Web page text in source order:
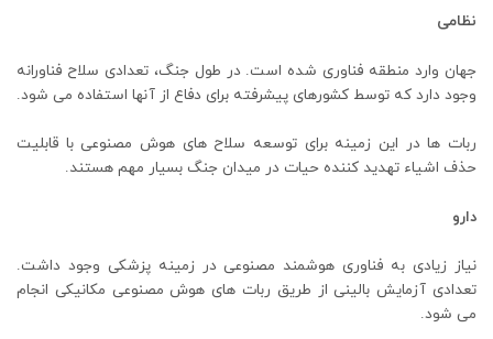
نظامی
جهان وارد منطقه فناوری شده است. در طول جنگ، تعدادی سلاح فناورانه
وجود دارد که توسط کشورهای پیشرفته برای دفاع از آنها استفاده می شود.
ربات ها در این زمینه برای توسعه سلاح های هوش مصنوعی با قابلیت
حذف اشیاء تهدید کننده حیات در میدان جنگ بسیار مهم هستند.
دارو
نیاز زیادی به فناوری هوشمند مصنوعی در زمینه پزشکی وجود داشت.
تعدادی آزمایش بالینی از طریق ربات های هوش مصنوعی مکانیکی انجام
می شود.